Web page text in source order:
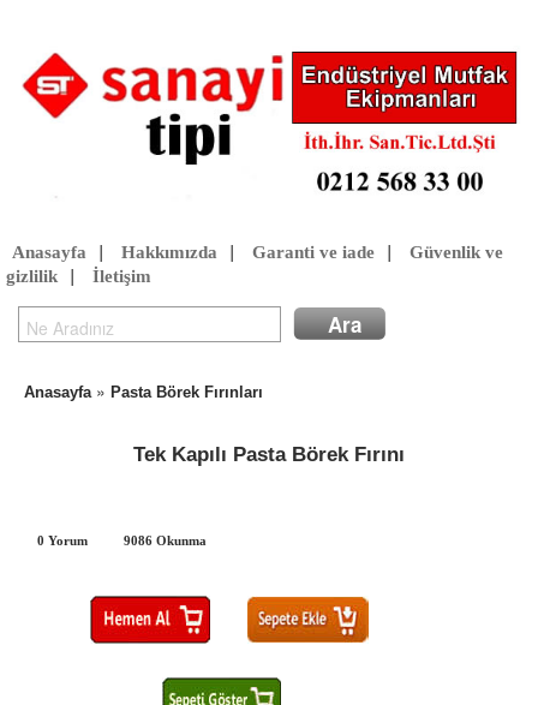
Anasayfa Hakkımızda Garanti ve iade
Güvenlik ve
gizlilik
İletişim
Anasayfa» Pasta Börek Fırınları
Tek Kapılı Pasta Börek Fırını
0 Yorum 9086 Okunma